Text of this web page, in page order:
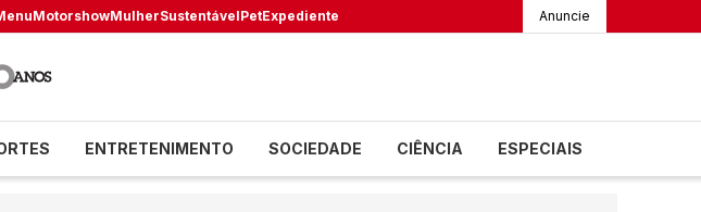
MotorshowMulherSustentávelPetExpediente Anuncie
ENTRETENIMENTO SOCIEDADE CIÊNCIA ESPECIAIS